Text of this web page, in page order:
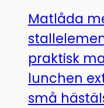
Matlåda
praktisk
lunchen
små